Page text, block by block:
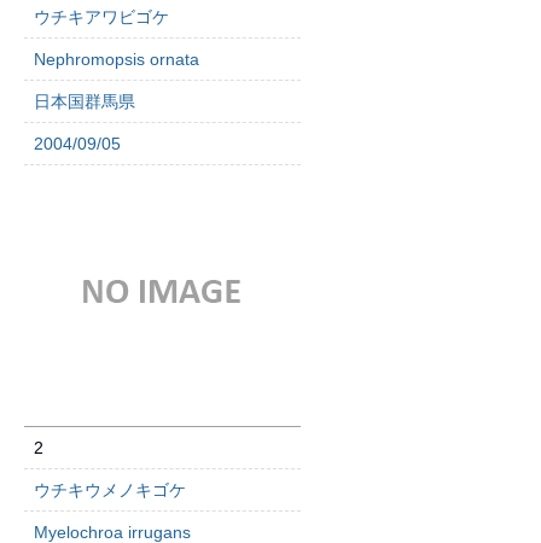
ウチキアワビゴケ
Nephromopsis ornata
日本国群馬県
2004/09/05
2
ウチキウメノキゴケ
Myelochroa irrugans